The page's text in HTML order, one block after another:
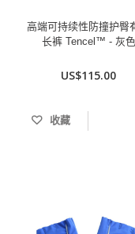
高端可持续性防撞护臀
长裤 Tencel™ - 灰色
US$115.00
收藏